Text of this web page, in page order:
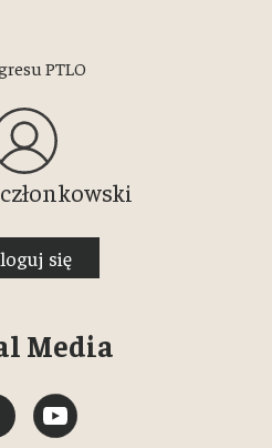
PTLO
się
Media